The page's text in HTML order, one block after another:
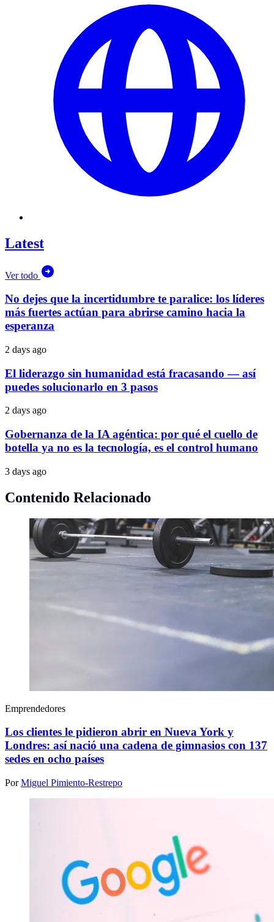
Latest
Ver todo
No dejes que la incertidumbre te paralice: los líderes
más fuertes actúan para abrirse camino hacia la
esperanza
2 days ago
El liderazgo sin humanidad está fracasando — así
puedes solucionarlo en 3 pasos
2 days ago
Gobernanza de la IA agéntica: por qué el cuello de
botella ya no es la tecnología, es el control humano
3 days ago
Contenido Relacionado
Emprendedores
Los clientes le pidieron abrir en Nueva York y
Londres: así nació una cadena de gimnasios con 137
sedes en ocho países
PorMiguel Pimiento-Restrepo